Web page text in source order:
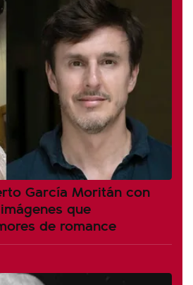
García Moritán con
que
de romance